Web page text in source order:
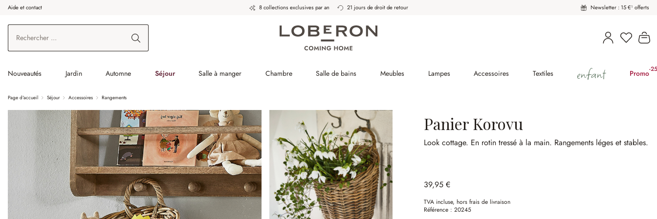
au contenu principal
Aller à la recherche
Aller à la navigation principale
Aide et contact 8 collections exclusives par an 21 jours de droit de retour Newsletter : 15 €¹ offerts
Vous
Nouveautés Jardin Automne Séjour Salle à manger Chambre Salle de bains Meubles Lampes Accessoires Textiles enfant Promo-
Page d'accueil Séjour Accessoires Rangements
Panier Korovu
Look cottage. En rotin tressé à la main. Rangements léges et stables.
39,95 €
TVA incluse, hors frais de livraison
Référence :20245